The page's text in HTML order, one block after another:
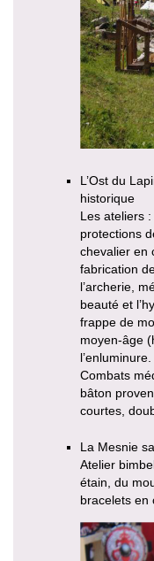
L’Ost du
historique
Les ateliers
protections
chevalier en
fabrication
l’archerie,
beauté et
frappe de
moyen-âge
l’enluminure.
Combats
bâton
courtes,
La Mesnie
Atelier
étain, du
bracelets en